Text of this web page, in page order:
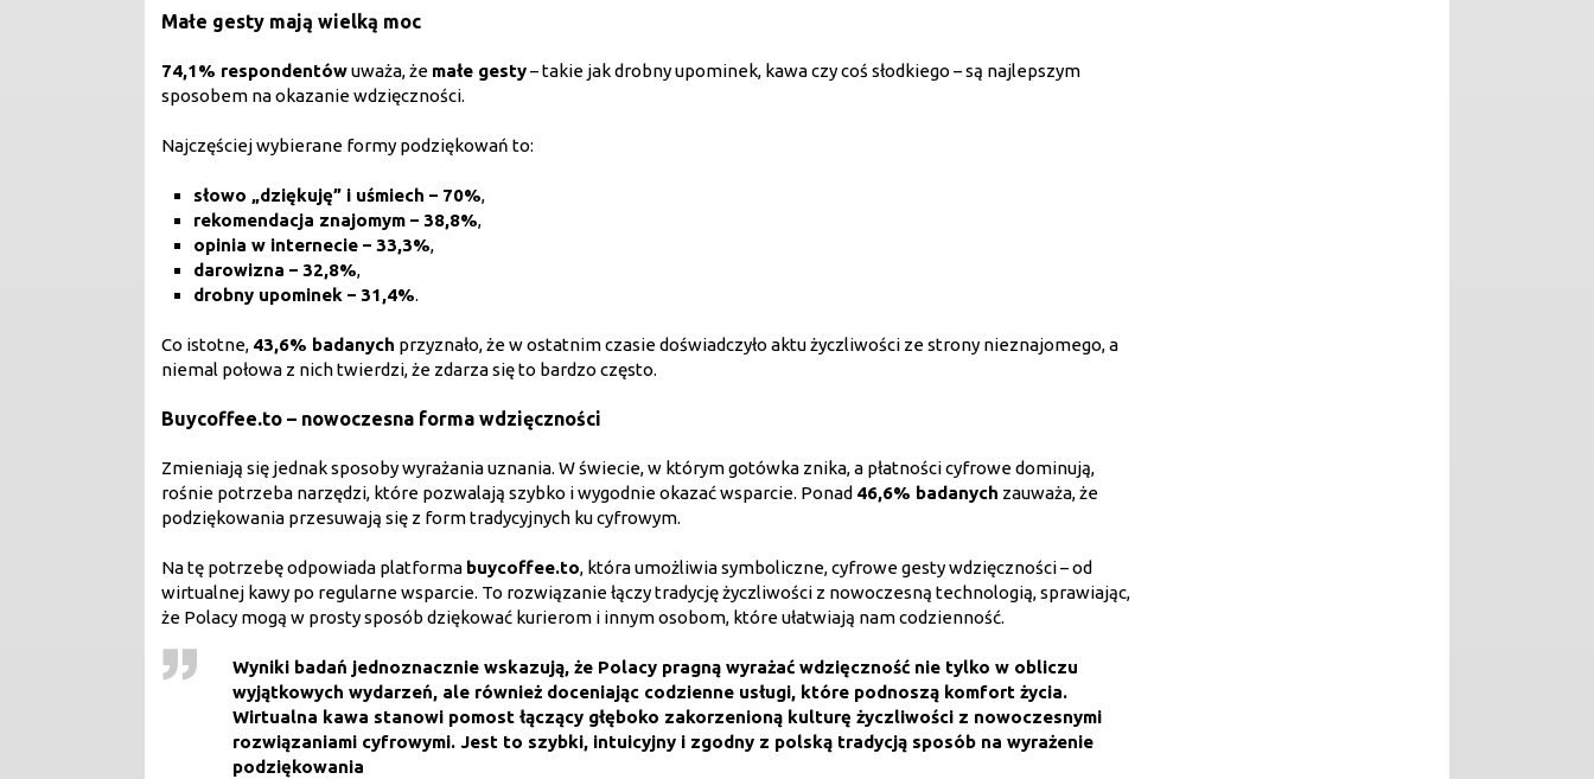
Małe gesty mają wielką moc
74,1% respondentówuważa, że małe gesty– takie jak drobny upominek, kawa czy coś słodkiego – są najlepszym
sposobem na okazanie wdzięczności.
Najczęściej wybierane formy podziękowań to:
słowo „dziękuję” i uśmiech – 70%,
rekomendacja znajomym – 38,8%,
opinia w internecie – 33,3%,
darowizna – 32,8%,
drobny upominek – 31,4%.
Co istotne, 43,6% badanych przyznało, że w ostatnim czasie doświadczyło aktu życzliwości ze strony nieznajomego, a
niemal połowa z nich twierdzi, że zdarza się to bardzo często.
Buycoffee.to – nowoczesna forma wdzięczności
Zmieniają się jednak sposoby wyrażania uznania. W świecie, w którym gotówka znika, a płatności cyfrowe dominują,
rośnie potrzeba narzędzi, które pozwalają szybko i wygodnie okazać wsparcie. Ponad 46,6% badanych zauważa, że
podziękowania przesuwają się z form tradycyjnych ku cyfrowym.
Na tę potrzebę odpowiada platforma buycoffee.to, która umożliwia symboliczne, cyfrowe gesty wdzięczności – od
wirtualnej kawy po regularne wsparcie. To rozwiązanie łączy tradycję życzliwości z nowoczesną technologią, sprawiając,
że Polacy mogą w prosty sposób dziękować kurierom i innym osobom, które ułatwiają nam codzienność.
Wyniki badań jednoznacznie wskazują, że Polacy pragną wyrażać wdzięczność nie tylko w obliczu
wyjątkowych wydarzeń, ale również doceniając codzienne usługi, które podnoszą komfort życia.
Wirtualna kawa stanowi pomost łączący głęboko zakorzenioną kulturę życzliwości z nowoczesnymi
rozwiązaniami cyfrowymi. Jest to szybki, intuicyjny i zgodny z polską tradycją sposób na wyrażenie
podziękowania